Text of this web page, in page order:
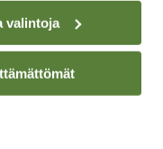
valintoja